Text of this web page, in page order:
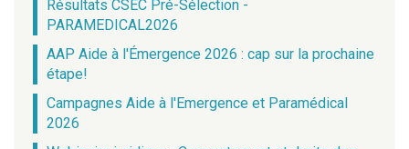
Résultats CSEC Pré-Sélection -
PARAMEDICAL2026
AAP Aide à l'Émergence 2026 : cap sur la prochaine
étape!
Campagnes Aide à l'Emergence et Paramédical
2026